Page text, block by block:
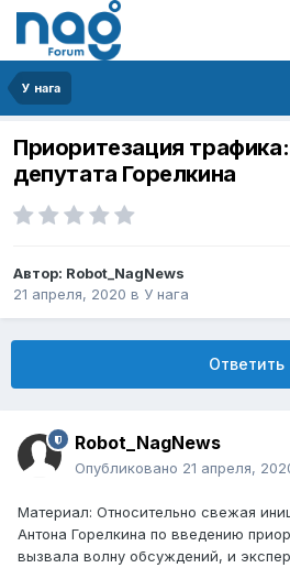
У нага
Приоритезация
депутата Горелкина
Автор: Robot_NagNews
21 апреля, 2020 в У нага
Ответить
Robot_NagNews
Опубликовано 21 апреля,
Материал: Относительно свежая
Антона Горелкина по введению
вызвала волну обсуждений, и